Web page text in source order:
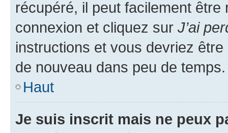
récupéré, il peut facilement
connexion et cliquez sur J’ai
instructions et vous devriez
de nouveau dans peu de temps.
Haut
Je suis inscrit mais ne peux